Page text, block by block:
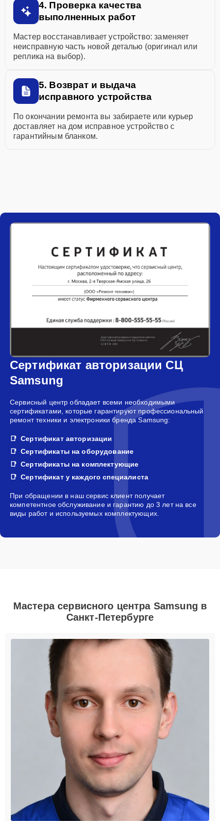
4. Проверка качества
выполненных работ
Мастер восстанавливает устройство: заменяет
неисправную часть новой деталью (оригинал или
реплика на выбор).
5. Возврат и выдача
исправного устройства
По окончании ремонта вы забираете или курьер
доставляет на дом исправное устройство с
гарантийным бланком.
Сертификат авторизации СЦ
Samsung
Сервисный центр обладает всеми необходимыми
сертификатами, которые гарантируют профессиональный
ремонт техники и электроники бренда Samsung:
Сертификат авторизации
Сертификаты на оборудование
Сертификаты на комплектующие
Сертификат у каждого специалиста
При обращении в наш сервис клиент получает
компетентное обслуживание и гарантию до 3 лет на все
виды работ и используемых комплектующих.
Мастера сервисного центра Samsung в
Санкт-Петербурге